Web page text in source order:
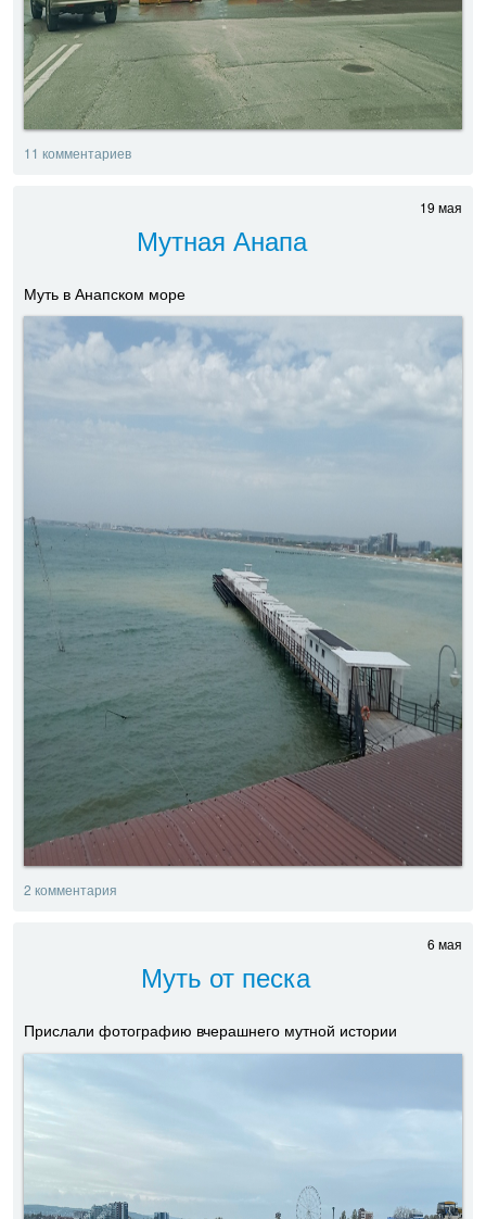
11 комментариев
19 мая
Мутная Анапа
Муть в Анапском море
2 комментария
6 мая
Муть от песка
Прислали фотографию вчерашнего мутной истории